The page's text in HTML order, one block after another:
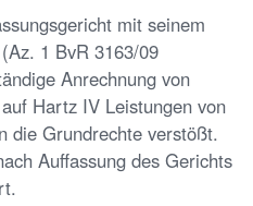
mit seinem
1 BvR 3163/09
Anrechnung von
Hartz IV Leistungen von
die Grundrechte verstößt.
Auffassung des Gerichts